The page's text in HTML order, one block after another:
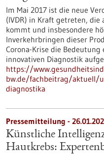
Im Mai 2017 ist die neue
(IVDR) in Kraft getreten, die
kommt und insbesondere
Inverkehrbringen dieser
Corona-Krise die
innovativen Diagnostik
https://
bw.de/fachbeitrag/aktuell/
diagnostika
Pressemitteilung -
Künstliche
Hautkrebs: